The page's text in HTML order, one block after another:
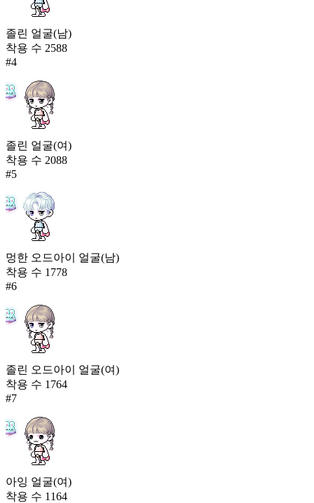
졸린 얼굴(남)
착용 수 2588
#4
졸린 얼굴(여)
착용 수 2088
#5
멍한 오드아이 얼굴(남)
착용 수 1778
#6
졸린 오드아이 얼굴(여)
착용 수 1764
#7
아잉 얼굴(여)
착용 수 1164